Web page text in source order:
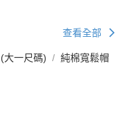
查看全部
大一尺碼)
純棉寬鬆帽